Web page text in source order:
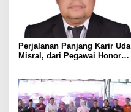
Perjalanan Panjang Karir Uda
Misral, dari Pegawai Honorer
Eselon III